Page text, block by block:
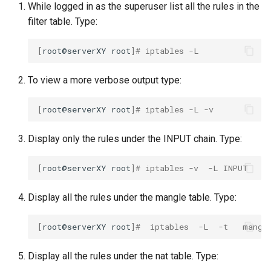
While logged in as the superuser list all the rules in the
filter table. Type:
[root@serverXY root]# iptables -L
To view a more verbose output type:
[root@serverXY root]# iptables -L -v
Display only the rules under the INPUT chain. Type:
[root@serverXY root]# iptables -v  -L INPUT
Display all the rules under the mangle table. Type:
[root@serverXY root]#  iptables  -L  -t
Display all the rules under the nat table. Type: